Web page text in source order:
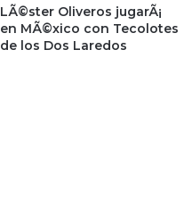
LÃ©ster Oliveros jugarÃ¡
en MÃ©xico con Tecolotes
de los Dos Laredos